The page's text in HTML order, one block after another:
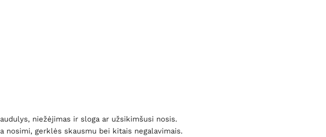
niežėjimas ir sloga ar užsikimšusi nosis.
nosimi, gerklės skausmu bei kitais negalavimais.